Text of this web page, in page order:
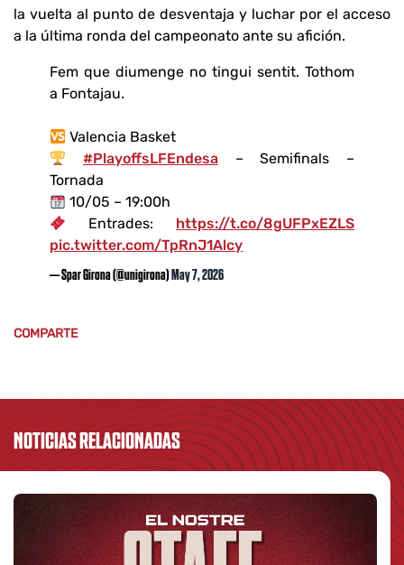
la vuelta al punto de desventaja y luchar por el acceso
a la última ronda del campeonato ante su afición.
Fem que diumenge no tingui sentit. Tothom
a Fontajau.
Valencia Basket
#PlayoffsLFEndesa– Semifinals –
Tornada
10/05 – 19:00h
Entrades: https://t.co/8gUFPxEZLS
pic.twitter.com/TpRnJ1Alcy
— Spar Girona (@unigirona)May 7, 2026
COMPARTE
NOTICIAS RELACIONADAS